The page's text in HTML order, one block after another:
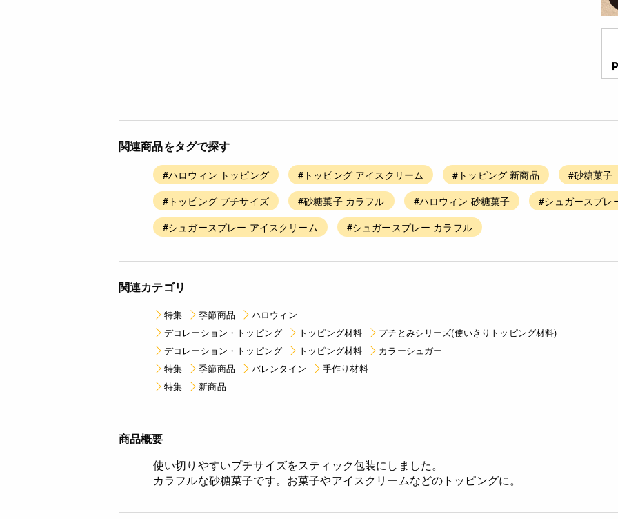
関連商品をタグで探す
#ハロウィン トッピング #トッピング アイスクリーム #トッピング 新商品
#砂糖菓子
#トッピング プチサイズ
#砂糖菓子 カラフル #ハロウィン 砂糖菓子
#シュガースプレ
#シュガースプレー アイスクリーム
#シュガースプレー カラフル
関連カテゴリ
特集 季節商品
ハロウィン
デコレーション・トッピング
トッピング材料
プチとみシリーズ(使いきりトッピング材料)
デコレーション・トッピング
トッピング材料
カラーシュガー
特集
季節商品 バレンタイン
手作り材料
特集
新商品
商品概要
使い切りやすいプチサイズをスティック包装にしました。
カラフルな砂糖菓子です。お菓子やアイスクリームなどのトッピングに。